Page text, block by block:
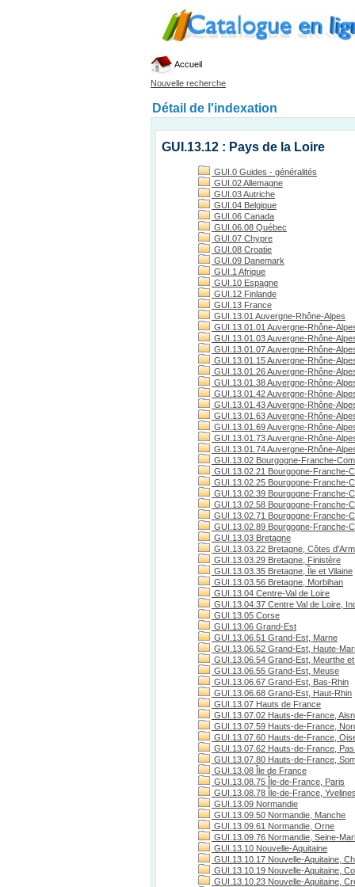
Accueil
Nouvelle recherche
Détail de l'indexation
GUI.13.12 : Pays de la Loire
GUI.0 Guides - généralités
GUI.02 Allemagne
GUI.03 Autriche
GUI.04 Belgique
GUI.06 Canada
GUI.06.08 Québec
GUI.07 Chypre
GUI.08 Croatie
GUI.09 Danemark
GUI.1 Afrique
GUI.10 Espagne
GUI.12 Finlande
GUI.13 France
GUI.13.01 Auvergne-Rhône-Alpes
GUI.13.01.01 Auvergne-Rhône-
GUI.13.01.03 Auvergne-Rhône-
GUI.13.01.07 Auvergne-Rhône-
GUI.13.01.15 Auvergne-Rhône-
GUI.13.01.26 Auvergne-Rhône-
GUI.13.01.38 Auvergne-Rhône-
GUI.13.01.42 Auvergne-Rhône-
GUI.13.01.43 Auvergne-Rhône-
GUI.13.01.63 Auvergne-Rhône-
GUI.13.01.69 Auvergne-Rhône-
GUI.13.01.73 Auvergne-Rhône-
GUI.13.01.74 Auvergne-Rhône-
GUI.13.02 Bourgogne-Franche-
GUI.13.02.21 Bourgogne-Franche-
GUI.13.02.25 Bourgogne-Franche-
GUI.13.02.39 Bourgogne-Franche-
GUI.13.02.58 Bourgogne-Franche-
GUI.13.02.71 Bourgogne-Franche-
GUI.13.02.89 Bourgogne-Franche-
GUI.13.03 Bretagne
GUI.13.03.22 Bretagne, Côtes
GUI.13.03.29 Bretagne, Finistère
GUI.13.03.35 Bretagne, Île et Vilaine
GUI.13.03.56 Bretagne, Morbihan
GUI.13.04 Centre-Val de Loire
GUI.13.04.37 Centre Val de Loire,
GUI.13.05 Corse
GUI.13.06 Grand-Est
GUI.13.06.51 Grand-Est, Marne
GUI.13.06.52 Grand-Est, Haute-
GUI.13.06.54 Grand-Est, Meurthe
GUI.13.06.55 Grand-Est, Meuse
GUI.13.06.67 Grand-Est, Bas-Rhin
GUI.13.06.68 Grand-Est, Haut-Rhin
GUI.13.07 Hauts de France
GUI.13.07.02 Hauts-de-France,
GUI.13.07.59 Hauts-de-France,
GUI.13.07.60 Hauts-de-France,
GUI.13.07.62 Hauts-de-France,
GUI.13.07.80 Hauts-de-France,
GUI.13.08 Île de France
GUI.13.08.75 Île-de-France, Paris
GUI.13.08.78 Île-de-France,
GUI.13.09 Normandie
GUI.13.09.50 Normandie, Manche
GUI.13.09.61 Normandie, Orne
GUI.13.09.76 Normandie, Seine-
GUI.13.10 Nouvelle-Aquitaine
GUI.13.10.17 Nouvelle-Aquitaine,
GUI.13.10.19 Nouvelle-Aquitaine,
GUI.13.10.23 Nouvelle-Aquitaine,